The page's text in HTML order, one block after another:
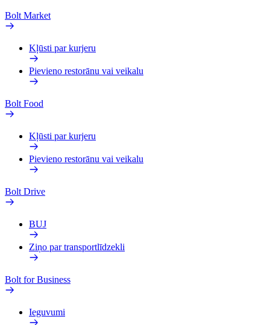
Bolt Market
Kļūsti par kurjeru
Pievieno restorānu vai veikalu
Bolt Food
Kļūsti par kurjeru
Pievieno restorānu vai veikalu
Bolt Drive
BUJ
Ziņo par transportlīdzekli
Bolt for Business
Ieguvumi